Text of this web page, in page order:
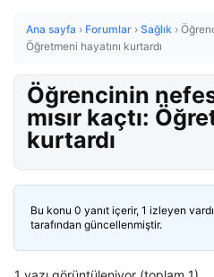
Ana sayfa › Forumlar › Sağlık ›
Öğretmeni hayatını kurtardı
Öğrencinin
mısır kaçtı:
kurtardı
Bu konu 0 yanıt içerir, 1 izleyen
tarafından güncellenmiştir.